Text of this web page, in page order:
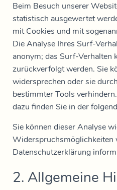
Beim Besuch unserer
statistisch ausgewertet
mit Cookies und mit
Die Analyse Ihres Surf-
anonym; das Surf-Verhalten
zurückverfolgt werden. Sie
widersprechen oder sie
bestimmter Tools
dazu finden Sie in der
Sie können dieser Analyse
Widerspruchsmöglichkeiten
Datenschutzerklärung
2. Allgemeine